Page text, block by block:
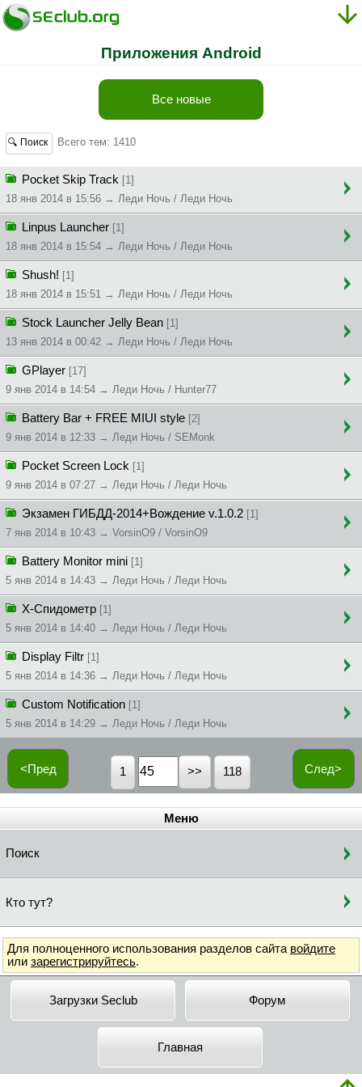
Приложения Android
Все новые
🔍 Поиск Всего тем: 1410
Pocket Skip Track [1]
18 янв 2014 в 15:56 → Леди Ночь / Леди Ночь
Linpus Launcher [1]
18 янв 2014 в 15:54 → Леди Ночь / Леди Ночь
Shush! [1]
18 янв 2014 в 15:51 → Леди Ночь / Леди Ночь
Stock Launcher Jelly Bean [1]
13 янв 2014 в 00:42 → Леди Ночь / Леди Ночь
GPlayer [17]
9 янв 2014 в 14:54 → Леди Ночь / Hunter77
Battery Bar + FREE MIUI style [2]
9 янв 2014 в 12:33 → Леди Ночь / SEMonk
Pocket Screen Lock [1]
9 янв 2014 в 07:27 → Леди Ночь / Леди Ночь
Экзамен ГИБДД-2014+Вождение v.1.0.2 [1]
7 янв 2014 в 10:43 → VorsinO9 / VorsinO9
Battery Monitor mini [1]
5 янв 2014 в 14:43 → Леди Ночь / Леди Ночь
X-Спидометр [1]
5 янв 2014 в 14:40 → Леди Ночь / Леди Ночь
Display Filtr [1]
5 янв 2014 в 14:36 → Леди Ночь / Леди Ночь
Custom Notification [1]
5 янв 2014 в 14:29 → Леди Ночь / Леди Ночь
<Пред След>
1 118
Меню
Поиск
Кто тут?
Для полноценного использования разделов сайта войдите
или зарегистрируйтесь.
Загрузки Seclub Форум
Главная